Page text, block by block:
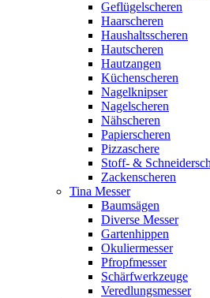
Geflügelscheren
Haarscheren
Haushaltsscheren
Hautscheren
Hautzangen
Küchenscheren
Nagelknipser
Nagelscheren
Nähscheren
Papierscheren
Pizzaschere
Stoff- &
Zackenscheren
Tina Messer
Baumsägen
Diverse Messer
Gartenhippen
Okuliermesser
Pfropfmesser
Schärfwerkzeuge
Veredlungsmesser